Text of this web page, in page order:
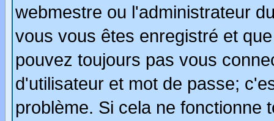
webmestre ou l'administrateur
vous vous êtes enregistré et
pouvez toujours pas vous
d'utilisateur et mot de passe;
problème. Si cela ne fonctionne